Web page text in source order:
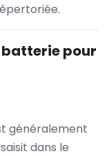
pour
généralement
dans le